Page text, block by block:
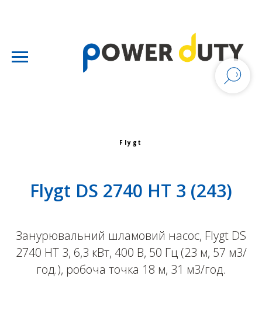
Flygt
Flygt DS 2740 HT 3 (243)
Занурювальний шламовий насос, Flygt DS
2740 HT 3, 6,3 кВт, 400 В, 50 Гц (23 м, 57 м3/
год.), робоча точка 18 м, 31 м3/год.